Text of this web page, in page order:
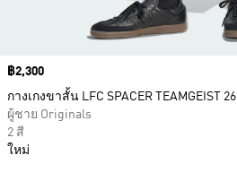
Price
฿2,300
กางเกงขาสั้น LFC SPACER TEAMGEIST 26
ผู้ชาย Originals
2 สี
ใหม่